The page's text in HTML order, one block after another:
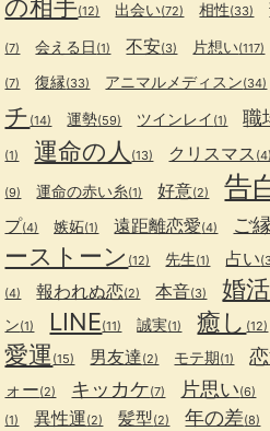
の相手(12) 出会い(72) 相性(33)
(7) 会える日 (1) 不安(3) 片想い(117)
(7) 復縁(33) アニマルメディスン(34)
チ (14) 運勢(59) ツインレイ (1) 職
(1) 運命の人 (13) クリスマス (4)
(9) 運命の赤い糸(1) 好意(2) 告
プ(4) 嫉妬(1) 遠距離恋愛(4) ご縁
ーストーン (12) 先生(1) 占い
(4) 報われぬ恋(2) 本音(3) 婚活
ン(1) LINE(11) 誠実(1) 癒し (12)
愛運 (15) 男友達(2) モテ期(1)
ォー(2) キッカケ(7) 片思い(6)
(1) 異性運(2) 髪型(2) 年の差(8)